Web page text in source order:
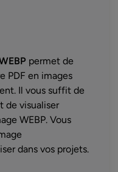
permet de
PDF en images
Il vous suffit de
de visualiser
WEBP. Vous
dans vos projets.